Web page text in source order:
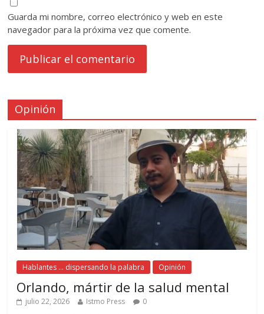
Guarda mi nombre, correo electrónico y web en este
navegador para la próxima vez que comente.
Opinión
Hablantes ... dispersando la palabra Opinión
Orlando, mártir de la salud mental
julio 22, 2026 Istmo Press 0